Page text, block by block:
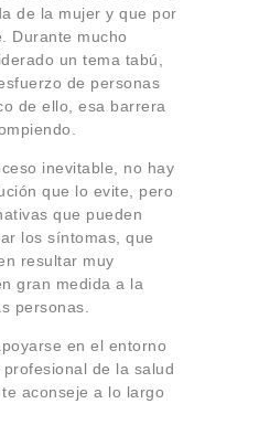
de la mujer y que por
Durante mucho
un tema tabú,
de personas
de ello, esa barrera
inevitable, no hay
que lo evite, pero
que pueden
los síntomas, que
resultar muy
gran medida a la
personas.
en el entorno
de la salud
aconseje a lo largo